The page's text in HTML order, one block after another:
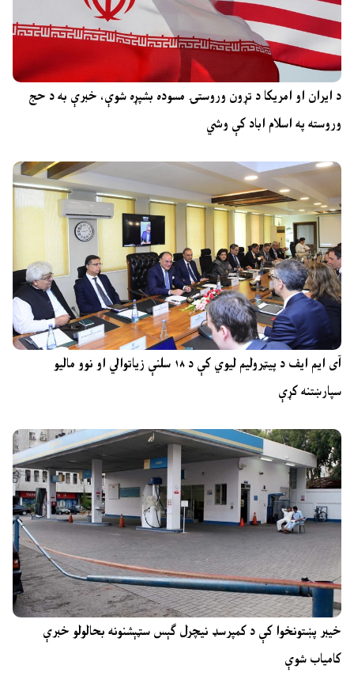
د ایران او امریکا د تړون وروستۍ مسوده بشپړه شوې، خبرې به د حج
وروسته په اسلام اباد کې وشي
آی ایم ایف د پیټرولیم لیوي کې د ۱۸ سلنې زیاتوالي او نوو مالیو
سپارښتنه کړې
خیبر پښتونخوا کې د کمپرسډ نیچرل ګېس سټېشنونه بحالولو خبرې
کامیاب شوې